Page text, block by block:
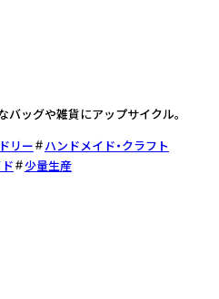
バッグや雑貨にアップサイクル。
リー
ハンドメイド・クラフト
少量生産